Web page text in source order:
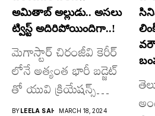
అమితాబ్ అల్లుడు.. అసలు
ట్విస్ట్ అదిరిపోయిందిగా..!
మెగాస్టార్ చిరంజీవి కెరీర్
లోనే అత్యంత భారీ బడ్జెట్
తో యువి క్రియేషన్స్
రూపొందిస్తున్న
BYLEELA SAI MARCH 18, 2024